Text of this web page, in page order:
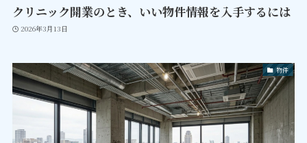
クリニック開業のとき、いい物件情報を入手するには
2026年3月13日
物件